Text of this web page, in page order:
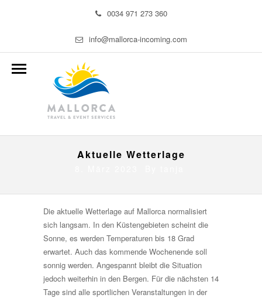
0034 971 273 360
info@mallorca-incoming.com
Aktuelle Wetterlage
Die aktuelle Wetterlage auf Mallorca normalisiert
sich langsam. In den Küstengebieten scheint die
Sonne, es werden Temperaturen bis 18 Grad
erwartet. Auch das kommende Wochenende soll
sonnig werden. Angespannt bleibt die Situation
jedoch weiterhin in den Bergen. Für die nächsten 14
Tage sind alle sportlichen Veranstaltungen in der